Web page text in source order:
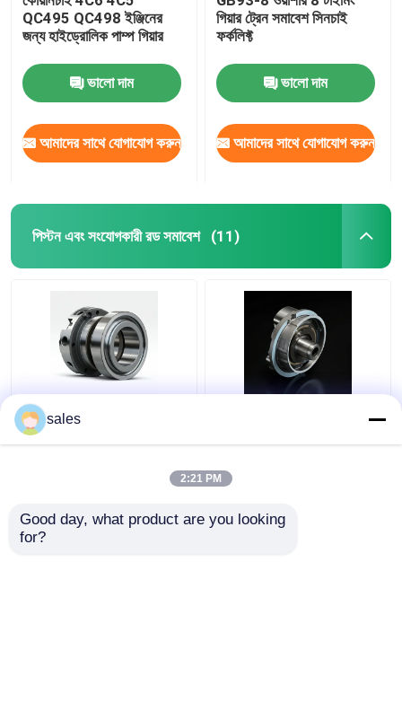
QC495 QC498 ইঞ্জিনের
জন্য হাইড্রোলিক পাম্প গিয়ার
ভালো দাম
আমাদের সাথে যোগাযোগ করুন
গিয়ার ট্রেন সমাবেশ সিনচাই
ফর্কলিফ্ট
ভালো দাম
আমাদের সাথে যোগাযোগ করুন
পিস্টন এবং সংযোগকারী রড সমাবেশ (11)
4D29G31-04003
হেলিকপ্টার ফর্কলিফ্টের জন্য
sales
2:21 PM
Good day, what product are you looking
for?